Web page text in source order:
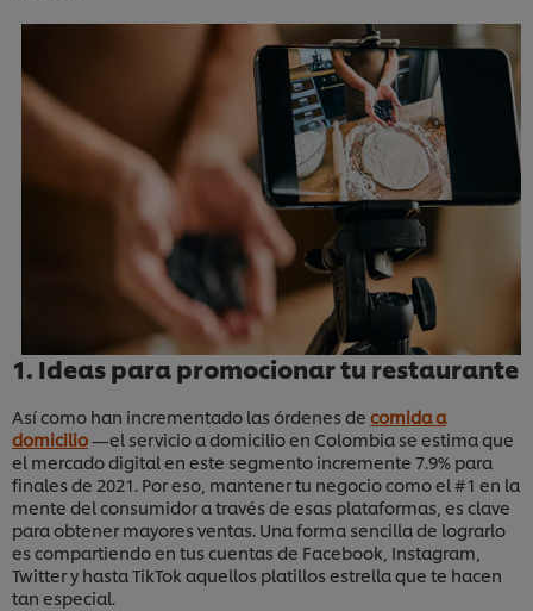
1. Ideas para promocionar tu restaurante
Así como han incrementado las órdenes de comida a
domicilio—el servicio a domicilio en Colombia se estima que
el mercado digital en este segmento incremente 7.9% para
finales de 2021. Por eso, mantener tu negocio como el #1 en la
mente del consumidor a través de esas plataformas, es clave
para obtener mayores ventas. Una forma sencilla de lograrlo
es compartiendo en tus cuentas de Facebook, Instagram,
Twitter y hasta TikTok aquellos platillos estrella que te hacen
tan especial.